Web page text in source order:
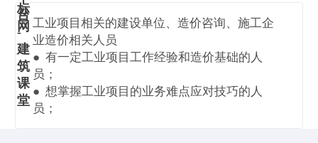
工业项目相关的建设单位、造价咨询、施工企
业造价相关人员
● 有一定工业项目工作经验和造价基础的人
员；
● 想掌握工业项目的业务难点应对技巧的人
员；